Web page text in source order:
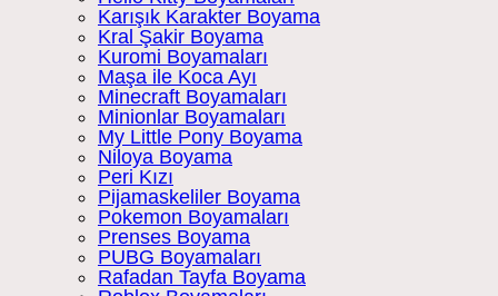
Karışık Karakter Boyama
Kral Şakir Boyama
Kuromi Boyamaları
Maşa ile Koca Ayı
Minecraft Boyamaları
Minionlar Boyamaları
My Little Pony Boyama
Niloya Boyama
Peri Kızı
Pijamaskeliler Boyama
Pokemon Boyamaları
Prenses Boyama
PUBG Boyamaları
Rafadan Tayfa Boyama